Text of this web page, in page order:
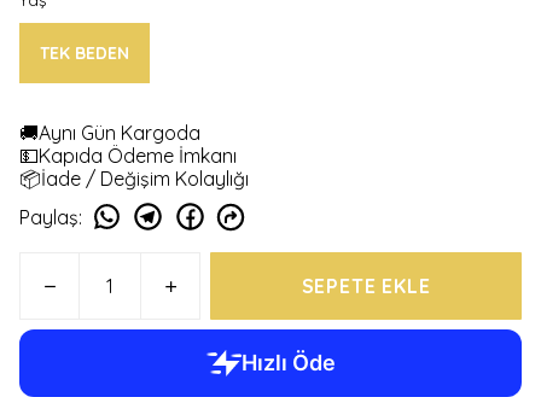
TEK BEDEN
🚚Aynı Gün Kargoda
💵Kapıda Ödeme İmkanı
📦İade / Değişim Kolaylığı
Paylaş:
SEPETE EKLE